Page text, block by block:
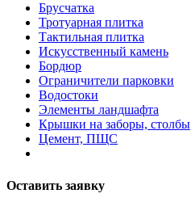
Брусчатка
Тротуарная плитка
Тактильная плитка
Искусственный камень
Бордюр
Ограничители парковки
Водостоки
Элементы ландшафта
Крышки на заборы, столбы
Цемент, ПЩС
Оставить заявку